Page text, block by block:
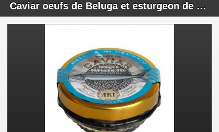
Caviar oeufs de Beluga et esturgeon de sibérien 50g